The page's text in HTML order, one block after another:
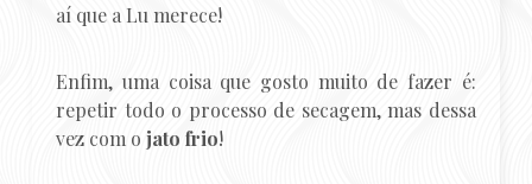
aí que a Lu merece!
Enfim, uma coisa que gosto muito de fazer é:
repetir todo o processo de secagem, mas dessa
vez com ojato frio!